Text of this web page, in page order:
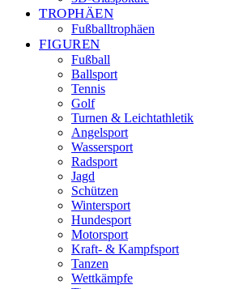
TROPHÄEN
Fußballtrophäen
FIGUREN
Fußball
Ballsport
Tennis
Golf
Turnen & Leichtathletik
Angelsport
Wassersport
Radsport
Jagd
Schützen
Wintersport
Hundesport
Motorsport
Kraft- & Kampfsport
Tanzen
Wettkämpfe